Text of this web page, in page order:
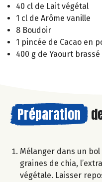
40 cl de Lait végétal
1 cl de Arôme vanille
8 Boudoir
1 pincée de Cacao en
400 g de Yaourt
Préparation
Mélanger dans un bol
graines de chia,
végétale. Laisser